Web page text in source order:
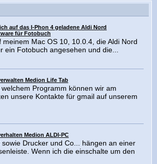
auf das I-Phon 4 geladene Aldi Nord
für Fotobuch
meinem Mac OS 10, 10.0.4, die Aldi Nord
ein Fotobuch angesehen und die...
Medion Life Tab
welchem Programm können wir am
unsere Kontakte für gmail auf unserem
Medion ALDI-PC
sowie Drucker und Co... hängen an einer
Wenn ich die einschalte um den